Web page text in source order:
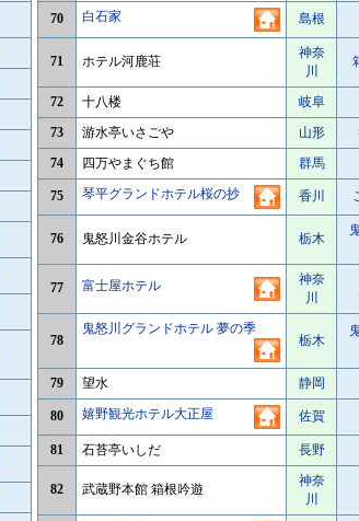
70 白石家 島根
71 ホテル河鹿荘
神奈
川
72 十八楼 岐阜
73
游水亭いさごや 山形
74
四万やまぐち館 群馬
75 琴平グランドホテル桜の抄 香川
76 鬼怒川金谷ホテル 栃木
77 富士屋ホテル
神奈
川
78
鬼怒川グランドホテル 夢の季
栃木
79 望水 静岡
80 嬉野観光ホテル大正屋 佐賀
81 石苔亭いしだ 長野
82 武蔵野本館 箱根吟遊
神奈
川